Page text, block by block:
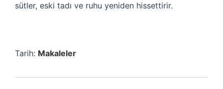
sütler, eski tadı ve ruhu yeniden hissettirir.
Tarih: Makaleler